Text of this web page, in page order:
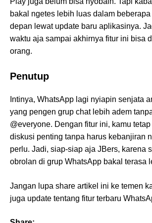
bakal ngetes lebih luas dalam
depan lewat update baru aplikasinya.
waktu aja sampai akhirnya fitur ini bisa
orang.
Penutup
Intinya, WhatsApp lagi nyiapin senjata
yang pengen grup chat lebih adem
@everyone. Dengan fitur ini, kamu
diskusi penting tanpa harus kebanjiran
perlu. Jadi, siap-siap aja JBers, karena
obrolan di grup WhatsApp bakal terasa
Jangan lupa share artikel ini ke temen
juga update tentang fitur terbaru